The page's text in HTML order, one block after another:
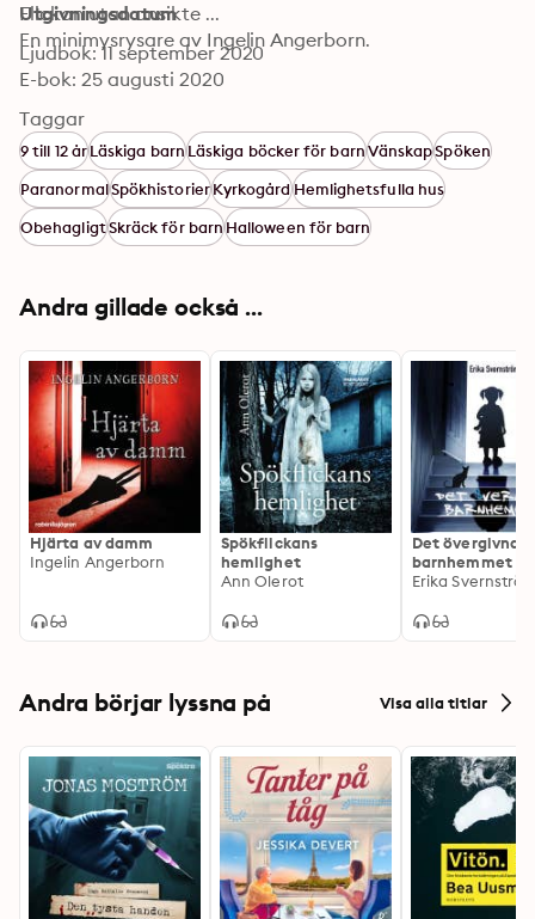
Flickan utan ansikte ...
En minimysrysare av Ingelin Angerborn.
Utgivningsdatum
Ljudbok: 11 september 2020
E-bok: 25 augusti 2020
Taggar
9 till 12 årLäskiga barnLäskiga böcker för barnVänskapSpöken
ParanormalSpökhistorierKyrkogårdHemlighetsfulla hus
ObehagligtSkräck för barnHalloween för barn
Andra gillade också ...
Hjärta av damm
Ingelin Angerborn
Spökflickans
hemlighet
Ann Olerot
Det övergivna
barnhemmet
Erika
Andra börjar lyssna på Visa alla titlar